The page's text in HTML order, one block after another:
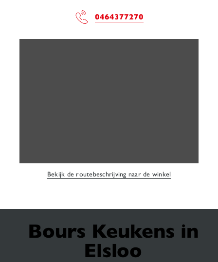
0464377270
Bekijk de routebeschrijving naar de winkel
Bours Keukens in
Elsloo